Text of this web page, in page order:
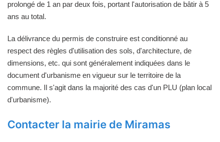
prolongé de 1 an par deux fois, portant l'autorisation de bâtir à 5
ans au total.
La délivrance du permis de construire est conditionné au
respect des règles d'utilisation des sols, d'architecture, de
dimensions, etc. qui sont généralement indiquées dans le
document d'urbanisme en vigueur sur le territoire de la
commune. Il s'agit dans la majorité des cas d'un PLU (plan local
d'urbanisme).
Contacter la mairie de Miramas